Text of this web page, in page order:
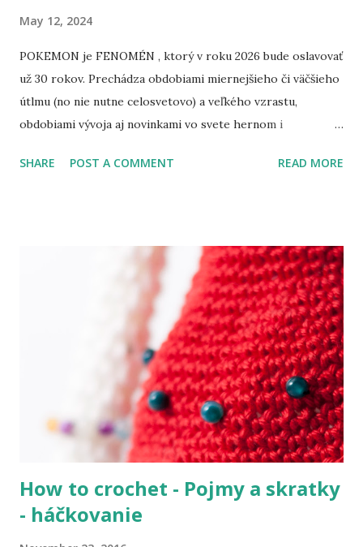
May 12, 2024
POKEMON je FENOMÉN , ktorý v roku 2026 bude oslavovať
už 30 rokov. Prechádza obdobiami miernejšieho či väčšieho
útlmu (no nie nutne celosvetovo) a veľkého vzrastu,
obdobiami vývoja aj novinkami vo svete hernom i
kartová hra, hračky, oblečenie, doplnky, seriály aj filmy,
základné princípy kartovej hry, kde sa síce nehrá s kartami,
ale súboje prebiehajú na štadiónoch priamo s Pokemonmi.
Áno sú to súboje, a to možno rodičov od Pokemonov často
odrádza. Ale Pokemoni a aj hráči, si po súbojoch podajú
ruky a často sú priateľmi. Takže by sa to skôr dalo nazvať
športom. Vyradený Pokemon nikdy nie je zabitý, ale
omráčený, alebo jednoducho "nie je schopný zápasu" a po
hre (súboji) sa uzdraví do plnej sily. Predsalen sa jedná o
vymyslené bájne tvory, ktoré sa od nás ľudí dosť l...
SHARE POST A COMMENT READ MORE
How to crochet - Pojmy a skratky
- háčkovanie